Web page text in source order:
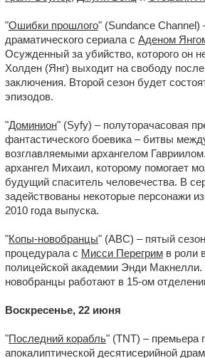
"Ошибки прошлого" (Sundance Channel)
драматического сериала с Аденом
Осужденный за убийство, которого он
Холден (Янг) выходит на свободу
заключения. Второй сезон будет
эпизодов.
"Доминион" (Syfy) – полуторачасовая
фантастического боевика – битвы
возглавляемыми архангелом
архангел Михаил, которому помогает
будущий спаситель человечества. В
задействованы некоторые персонажи
2010 года выпуска.
"Копы-новобранцы" (ABC) – пятый
процедурала с Мисси Перегрим в роли
полицейской академии Энди Макнелли.
новобранцы работают в 15-ом
Воскресенье, 22 июня
"Последний корабль" (TNT) – премьера
апокалиптической десятисерийной